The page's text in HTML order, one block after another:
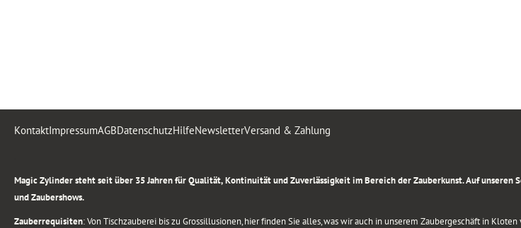
KontaktImpressumAGBDatenschutzHilfeNewsletterVersand & Zahlung
Magic Zylinder steht seit über 35 Jahren für Qualität, Kontinuität und Zuverlässigkeit im Bereich der Zauberkunst. Auf
und Zaubershows.
Zauberrequisiten: Von Tischzauberei bis zu Grossillusionen, hier finden Sie alles, was wir auch in unserem Zaubergeschäft in Kloten